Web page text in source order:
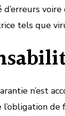
voire
tels que
n’est
l’obligation de